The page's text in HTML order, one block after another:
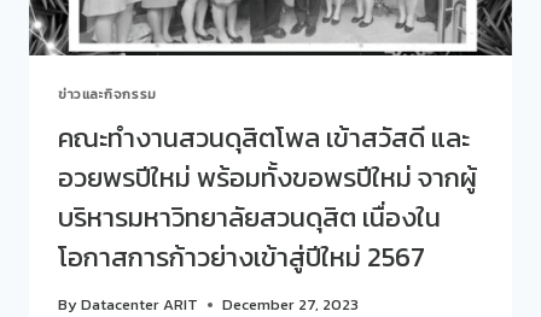
กรกฎาคม
2567
ข่าวและกิจกรรม
คณะทำงานสวนดุสิตโพล เข้าสวัสดี และ
อวยพรปีใหม่ พร้อมทั้งขอพรปีใหม่ จากผู้
บริหารมหาวิทยาลัยสวนดุสิต เนื่องใน
โอกาสการก้าวย่างเข้าสู่ปีใหม่ 2567
ByDatacenter ARIT December 27, 2023